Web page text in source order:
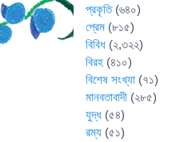
প্রকৃতি(৬৪০)
প্রেম (৮১৫)
বিবিধ (২,৩২২)
বিরহ (৪১০)
বিশেষ সংখ্যা (৭১)
মানবতাবাদী (২৮৫)
যুদ্ধ (৫৪)
রম্য (৫১)